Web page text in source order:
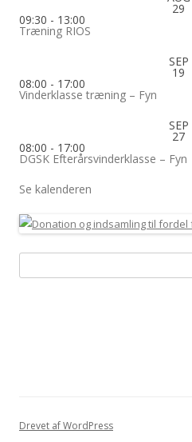
29
09:30 - 13:00
Træning RIOS
SEP
19
08:00 - 17:00
Vinderklasse træning – Fyn
SEP
27
08:00 - 17:00
DGSK Efterårsvinderklasse – Fyn
Se kalenderen
efter:
Drevet af WordPress